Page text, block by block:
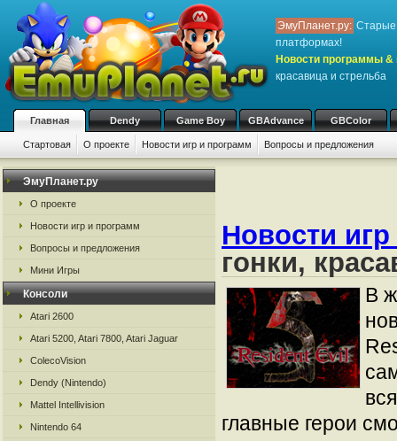
ЭмуПланет.ру: Старые
платформах!
Новости программы &
красавица и стрельба
Главная Dendy Game Boy GBAdvance GBColor
Стартовая О проекте Новости игр и программ Вопросы и предложения
ЭмуПланет.ру
О проекте
Новости игр и программ
Вопросы и предложения
Мини Игры
Консоли
Atari 2600
Atari 5200, Atari 7800, Atari Jaguar
ColecoVision
Dendy (Nintendo)
Mattel Intellivision
Nintendo 64
Новости
гонки,
В
главные герои